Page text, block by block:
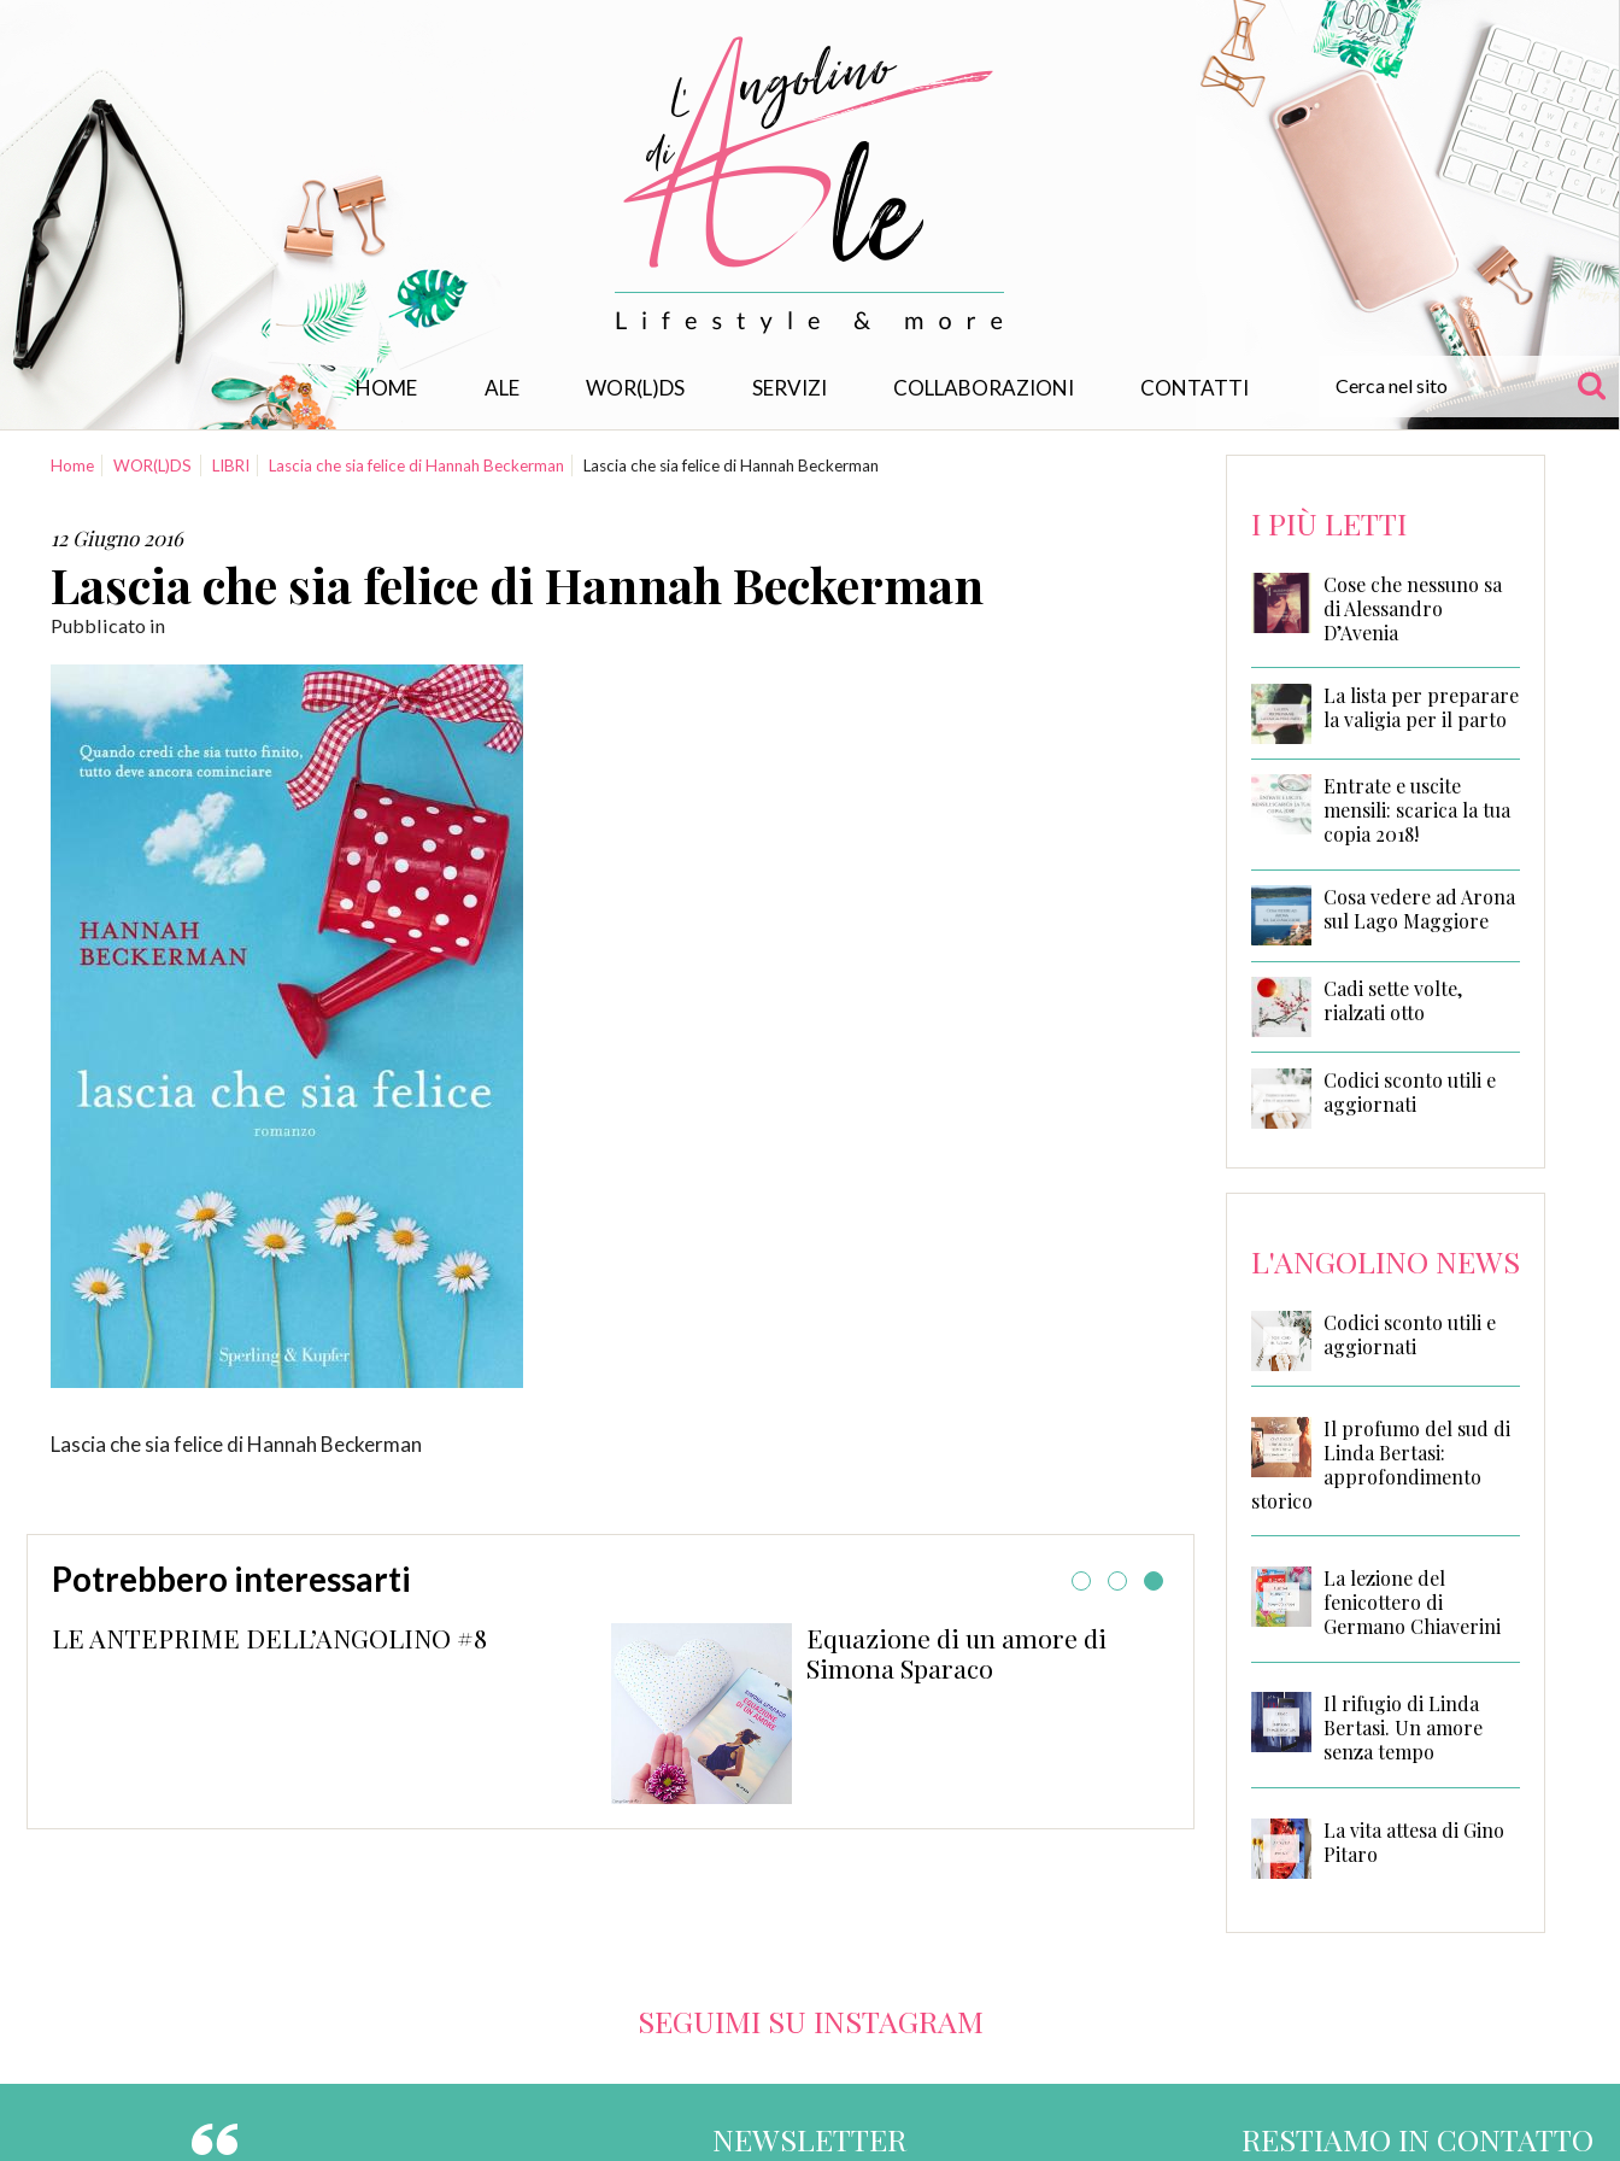
HOME ALE WOR(L)DS SERVIZI COLLABORAZIONI CONTATTI
Home WOR(L)DS LIBRI Lascia che sia felice di Hannah Beckerman Lascia che sia felice di Hannah Beckerman
12 Giugno 2016
Lascia che sia felice di Hannah Beckerman
Pubblicato in
Lascia che sia felice di Hannah Beckerman
Potrebbero interessarti
#8
Equazione di un amore di
Simona Sparaco
Yes mom, we can!
I PIÙ LETTI
Cose che nessuno sa
di Alessandro
D’Avenia
La lista per preparare
la valigia per il parto
Entrate e uscite
mensili: scarica la tua
copia 2018!
Cosa vedere ad Arona
sul Lago Maggiore
Cadi sette volte,
rialzati otto
Codici sconto utili e
aggiornati
L'ANGOLINO NEWS
Codici sconto utili e
aggiornati
Il profumo del sud di
Linda Bertasi:
approfondimento
storico
La lezione del
fenicottero di
Germano Chiaverini
Il rifugio di Linda
Bertasi. Un amore
senza tempo
La vita attesa di Gino
Pitaro
SEGUIMI SU INSTAGRAM
NEWSLETTER RESTIAMO IN CONTATTO